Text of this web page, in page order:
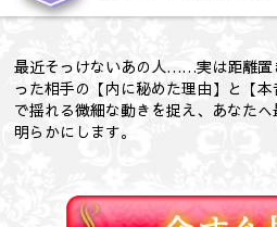
最近そっけないあの人……実は距離
った相手の【内に秘めた理由】と【
で揺れる微細な動きを捉え、あなた
明らかにします。